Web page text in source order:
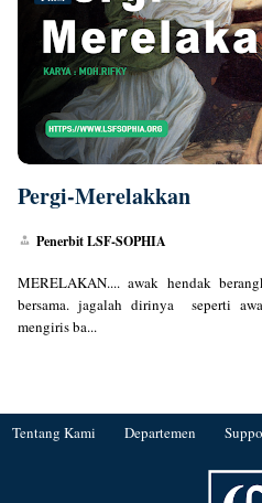
Pergi-Merelakkan
Penerbit LSF-SOPHIA
MERELAKAN.... awak hendak
bersama. jagalah dirinya seperti
mengiris ba...
Tentang Kami Departemen